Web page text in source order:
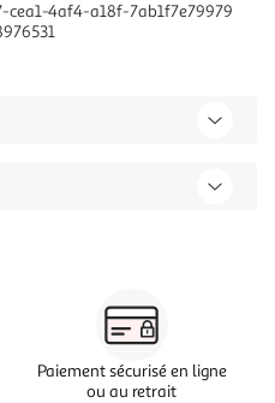
cea1-4af4-a18f-7ab1f7e79979
Paiement sécurisé en ligne
ou au retrait